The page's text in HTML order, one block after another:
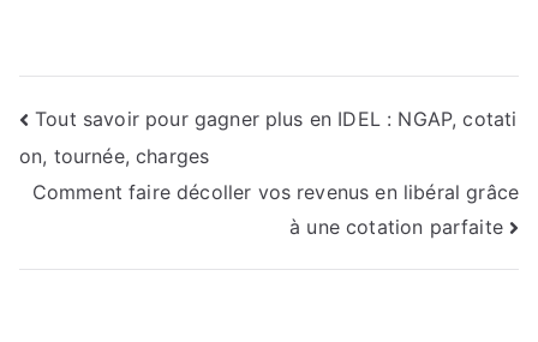
Navigation
de
Tout savoir pour gagner plus en IDEL : NGAP, cotati
on, tournée, charges
Comment faire décoller vos revenus en libéral grâce
à une cotation parfaite